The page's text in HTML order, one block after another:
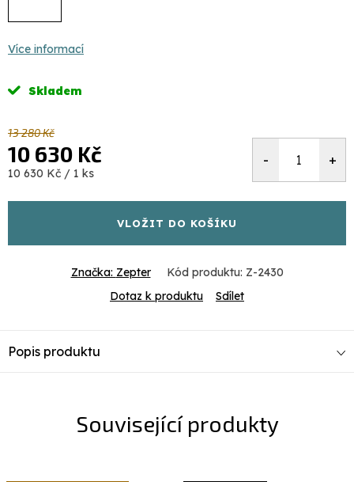
Více informací
Skladem
13 280 Kč
10 630 Kč
Měrná
10 630 Kč / 1 ks
VLOŽIT DO KOŠÍKU
Značka: Zepter Kód produktu: Z-2430
Dotaz k produktu
Sdílet
Popis produktu
Související produkty